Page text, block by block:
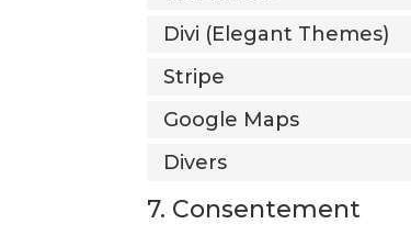
Divi (Elegant Themes)
Stripe
Google Maps
Divers
7. Consentement